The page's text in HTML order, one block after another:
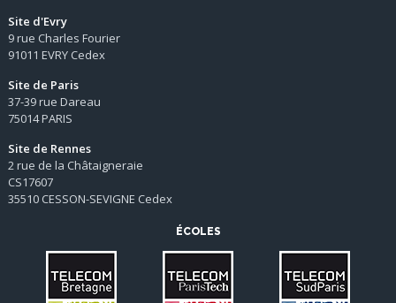
Site d'Evry
9 rue Charles Fourier
91011 EVRY Cedex
Site de Paris
37-39 rue Dareau
75014 PARIS
Site de Rennes
2 rue de la Châtaigneraie
CS17607
35510 CESSON-SEVIGNE Cedex
ÉCOLES